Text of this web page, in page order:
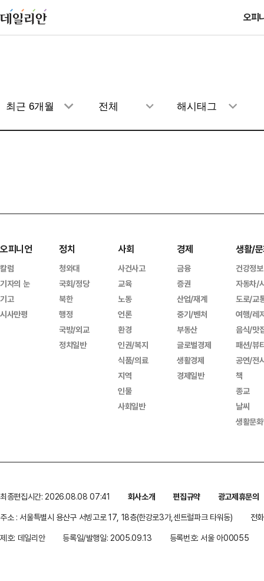
오피
오피니언
칼럼
기자의 눈
기고
시사만평
정치
청와대
국회/정당
북한
행정
국방/외교
정치일반
사회
사건사고
교육
노동
언론
환경
인권/복지
식품/의료
지역
인물
사회일반
경제
금융
증권
산업/재계
중기/벤처
부동산
글로벌경제
생활경제
경제일반
생활/
건강정보
자동차/
도로/교
여행/레
음식/맛
패션/뷰
공연/전
책
종교
날씨
생활문
최종편집시간: 2026.08.08 07:41 회사소개 편집규약
광고제휴문의
주소 : 서울특별시 용산구 서빙고로 17, 18층(한강로3가,센트럴파크 타워동)
전
제호: 데일리안
등록일/발행일: 2005.09.13 등록번호: 서울 아00055